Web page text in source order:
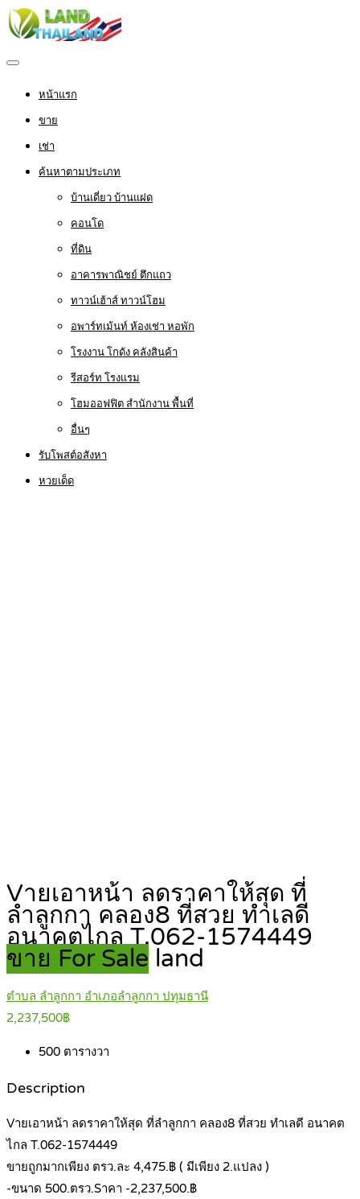
หน้าแรก
ขาย
เช่า
ค้นหาตามประเภท
บ้านเดี่ยว บ้านแฝด
คอนโด
ที่ดิน
อาคารพาณิชย์ ตึกแถว
ทาวน์เฮ้าส์ ทาวน์โฮม
อพาร์ทเม้นท์ ห้องเช่า หอพัก
โรงงาน โกดัง คลังสินค้า
รีสอร์ท โรงแรม
โฮมออฟฟิต สำนักงาน พื้นที่
อื่นๆ
รับโพสต์อสังหา
หวยเด็ด
Vายเอาหน้า ลดราคาให้สุด ที่
ลำลูกกา คลอง8 ที่สวย ทำเลดี
อนาคตไกล T.062-1574449
ขาย For Sale land
ตำบล ลำลูกกา อำเภอลำลูกกา ปทุมธานี
2,237,500฿
500 ตารางวา
Description
Vายเอาหน้า ลดราคาให้สุด ที่ลำลูกกา คลอง8 ที่สวย ทำเลดี อนาคต
ไกล T.062-1574449
ขายถูกมากเพียง ตรว.ละ 4,475.฿ ( มีเพียง 2.แปลง )
-ขนาด 500.ตรว.Sาคา -2,237,500.฿